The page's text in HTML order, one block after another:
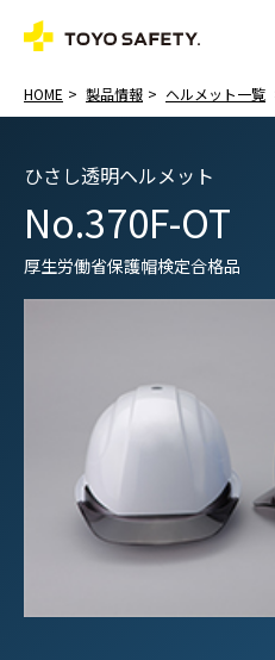
HOME 製品情報 ヘルメット一覧
ひさし透明ヘルメット
No.370F-OT
厚生労働省保護帽検定合格品